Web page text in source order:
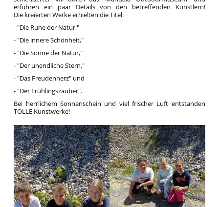
erfuhren ein paar Details von den betreffenden Künstlern!
Die kreierten Werke erhielten die Titel:
-"Die Ruhe der Natur,"
- "Die innere Schönheit,"
- "Die Sonne der Natur,"
- "Der unendliche Stern,"
- "Das Freudenherz" und
- "Der Frühlingszauber".
Bei herrlichem Sonnenschein und viel frischer Luft entstanden
TOLLE Kunstwerke!